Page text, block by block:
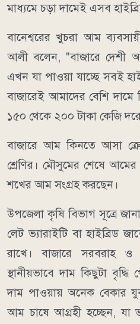
মাধ্যমে চড়া দামেই এসব
বানেশ্বরের খুচরা আম
আলী বলেন, "বাজারে
এখন যা পাওয়া যাচ্ছে সবই
বাজারেই আমাদের বেশি দামে
১৫০ থেকে ২০০ টাকা কেজি
বাজারে আম কিনতে আসা
শ্রেণির। মৌসুমের শেষে
শখের আম সংগ্রহ করছেন।
উপজেলা কৃষি বিভাগ সূত্রে
লেট ভ্যারাইটি বা হাইব্রিড
রাখে। বাজারে সরবরাহ ও
স্থানীয়ভাবে দাম কিছুটা
দাম পাওয়ায় অনেক বেকার
আম চাষে আগ্রহী হচ্ছেন, যা